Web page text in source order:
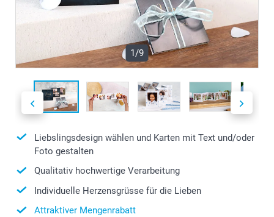
1/9
Liebslingsdesign wählen und Karten mit Text und/oder
Foto gestalten
Qualitativ hochwertige Verarbeitung
Individuelle Herzensgrüsse für die Lieben
Attraktiver Mengenrabatt